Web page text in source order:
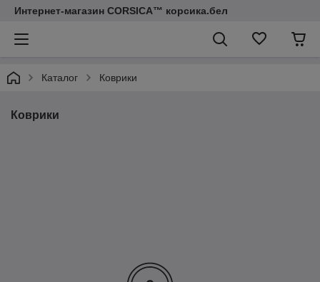
Интернет-магазин CORSICA™ корсика.бел
Каталог Коврики
Коврики